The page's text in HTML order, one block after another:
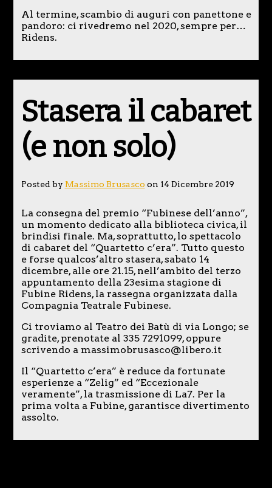
Al termine, scambio di auguri con panettone e
pandoro: ci rivedremo nel 2020, sempre per…
Ridens.
Stasera il cabaret
(e non solo)
Posted by Massimo Brusasco on 14 Dicembre 2019
La consegna del premio “Fubinese dell’anno”,
un momento dedicato alla biblioteca civica, il
brindisi finale. Ma, soprattutto, lo spettacolo
di cabaret del “Quartetto c’era”. Tutto questo
e forse qualcos’altro stasera, sabato 14
dicembre, alle ore 21.15, nell’ambito del terzo
appuntamento della 23esima stagione di
Fubine Ridens, la rassegna organizzata dalla
Compagnia Teatrale Fubinese.
Ci troviamo al Teatro dei Batù di via Longo; se
gradite, prenotate al 335 7291099, oppure
scrivendo a massimobrusasco@libero.it
Il “Quartetto c’era” è reduce da fortunate
esperienze a “Zelig” ed “Eccezionale
veramente”, la trasmissione di La7. Per la
prima volta a Fubine, garantisce divertimento
assolto.